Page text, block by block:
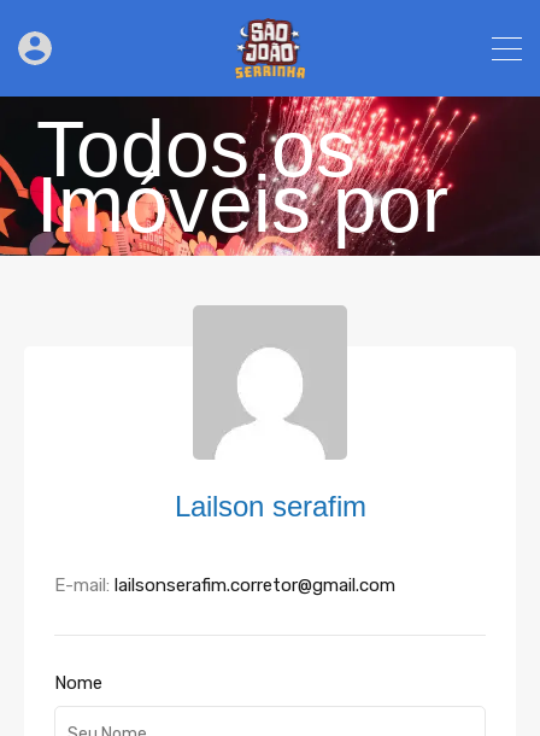
Todos os
Imóveis por
Lailson serafim
E-mail: lailsonserafim.corretor@gmail.com
Nome